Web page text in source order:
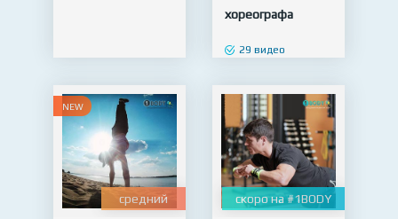
хореографа
29 видео
NEW
средний скоро на #1BODY